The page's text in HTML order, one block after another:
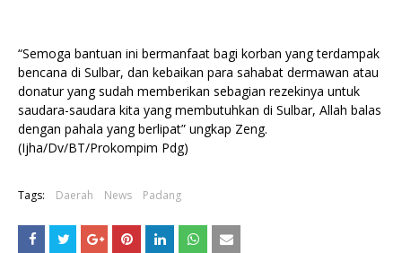
“Semoga bantuan ini bermanfaat bagi korban yang terdampak
bencana di Sulbar, dan kebaikan para sahabat dermawan atau
donatur yang sudah memberikan sebagian rezekinya untuk
saudara-saudara kita yang membutuhkan di Sulbar, Allah balas
dengan pahala yang berlipat” ungkap Zeng.
(Ijha/Dv/BT/Prokompim Pdg)
Tags: Daerah News Padang